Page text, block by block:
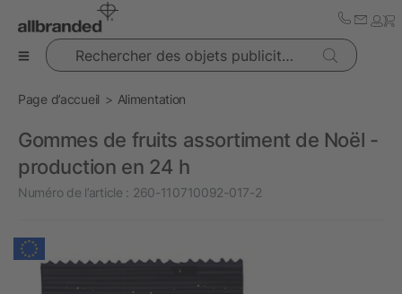
Rechercher des objets publicitaires
Page d’accueil Alimentation
Gommes de fruits assortiment de Noël -
production en 24 h
Numéro de l’article : 260-110710092-017-2